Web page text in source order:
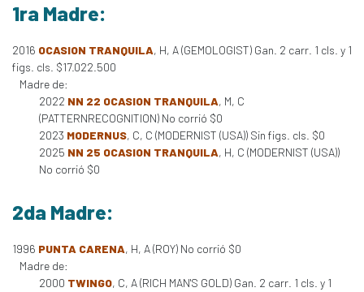
1ra Madre:
2016 OCASION TRANQUILA, H, A (GEMOLOGIST) Gan. 2 carr. 1 cls. y 1
figs. cls. $17.022.500
Madre de:
2022 NN 22 OCASION TRANQUILA, M, C
(PATTERNRECOGNITION) No corrió $0
2023 MODERNUS, C, C (MODERNIST (USA)) Sin figs. cls. $0
2025 NN 25 OCASION TRANQUILA, H, C (MODERNIST (USA))
No corrió $0
2da Madre:
1996 PUNTA CARENA, H, A (ROY) No corrió $0
Madre de:
2000 TWINGO, C, A (RICH MAN'S GOLD) Gan. 2 carr. 1 cls. y 1